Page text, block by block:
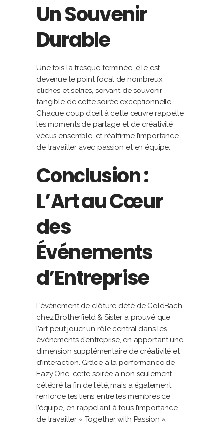
Un Souvenir
Durable
Une fois la fresque terminée, elle est
devenue le point focal de nombreux
clichés et selfies, servant de souvenir
tangible de cette soirée exceptionnelle.
Chaque coup d’œil à cette œuvre rappelle
les moments de partage et de créativité
vécus ensemble, et réaffirme l’importance
de travailler avec passion et en équipe.
Conclusion :
L’Art au Cœur
des
Événements
d’Entreprise
L’événement de clôture d’été de GoldBach
chez Brotherfield & Sister a prouvé que
l’art peut jouer un rôle central dans les
événements d’entreprise, en apportant une
dimension supplémentaire de créativité et
d’interaction. Grâce à la performance de
Eazy One, cette soirée a non seulement
célébré la fin de l’été, mais a également
renforcé les liens entre les membres de
l’équipe, en rappelant à tous l’importance
de travailler « Together with Passion ».